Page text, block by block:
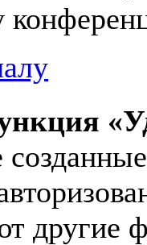
другие